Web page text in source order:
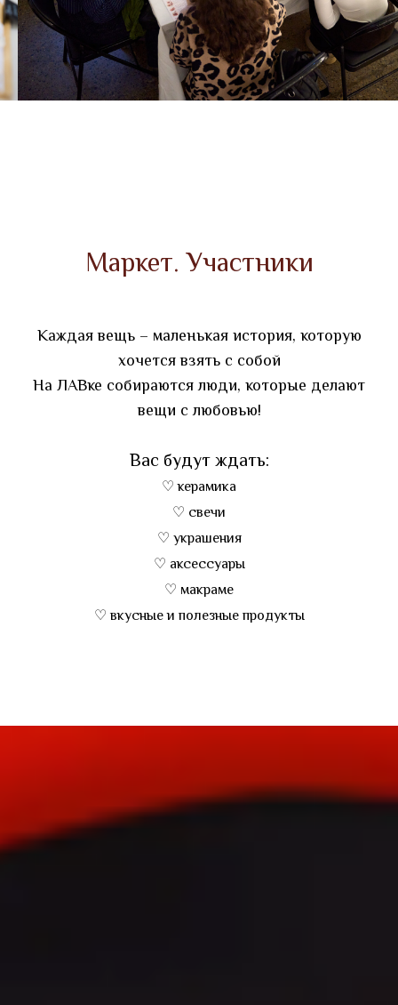
Маркет. Участники
Каждая вещь – маленькая история, которую
хочется взять с собой
На ЛАВке собираются люди, которые делают
вещи с любовью!
Вас будут ждать:
♡ керамика
♡ свечи
♡ украшения
♡ аксессуары
♡ макраме
♡ вкусные и полезные продукты